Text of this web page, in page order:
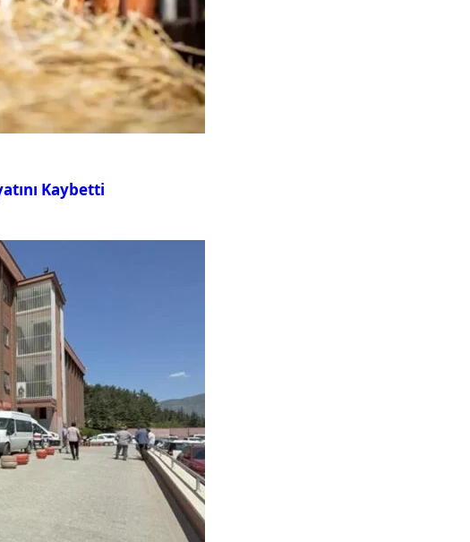
Kaybetti